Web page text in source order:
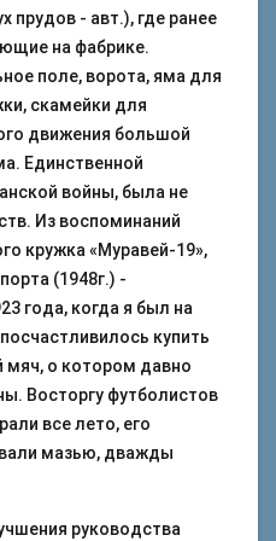
прудов - авт.), где ранее
на фабрике.
поле, ворота, яма для
скамейки для
движения большой
Единственной
войны, была не
Из воспоминаний
кружка «Муравей-19»,
(1948г.) -
года, когда я был на
купить
мяч, о котором давно
Восторгу футболистов
все лето, его
мазью, дважды
руководства